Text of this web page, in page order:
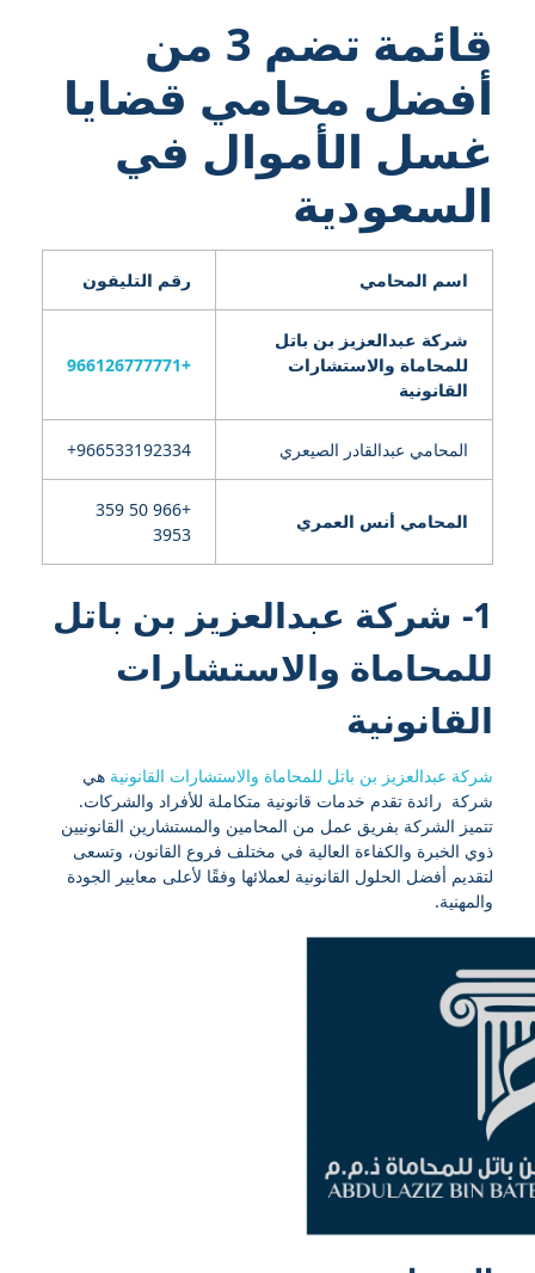
قائمة تضم 3 من
أفضل محامي قضايا
غسل الأموال في
السعودية
اسم المحامي رقم التليفون
شركة عبدالعزيز بن باتل
للمحاماة والاستشارات
القانونية
+966126777771
المحامي عبدالقادر الصيعري
المحامي أنس العمري
+966 50 359
3953
1- شركة عبدالعزيز بن باتل
للمحاماة والاستشارات
القانونية
شركة عبدالعزيز بن باتل للمحاماة والاستشارات القانونية هي
شركة رائدة تقدم خدمات قانونية متكاملة للأفراد والشركات.
تتميز الشركة بفريق عمل من المحامين والمستشارين القانونيين
ذوي الخبرة والكفاءة العالية في مختلف فروع القانون، وتسعى
لتقديم أفضل الحلول القانونية لعملائها وفقًا لأعلى معايير الجودة
والمهنية.